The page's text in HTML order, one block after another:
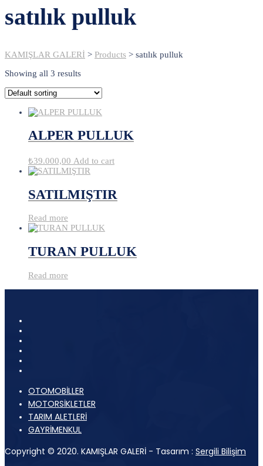
satılık pulluk
KAMIŞLAR GALERİ > Products > satılık pulluk
Showing all 3 results
ALPER PULLUK
₺39.000,00 Add to cart
SATILMIŞTIR
Read more
TURAN PULLUK
Read more
OTOMOBİLLER
MOTORSİKLETLER
TARIM ALETLERİ
GAYRİMENKUL
Copyright © 2020. KAMIŞLAR GALERİ - Tasarım : Sergili Bilişim